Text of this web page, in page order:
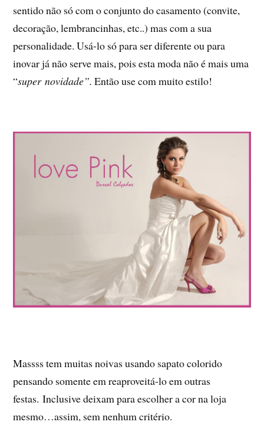
sentido não só com o conjunto do casamento (convite,
decoração, lembrancinhas, etc..) mas com a sua
personalidade. Usá-lo só para ser diferente ou para
inovar já não serve mais, pois esta moda não é mais uma
“super novidade”.Então use com muito estilo!
Massss tem muitas noivas usando sapato colorido
pensando somente em reaproveitá-lo em outras
festas. Inclusive deixam para escolher a cor na loja
mesmo…assim, sem nenhum critério.